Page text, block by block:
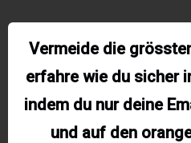
Vermeide die
erfahre wie du sicher
indem du nur deine
und auf den